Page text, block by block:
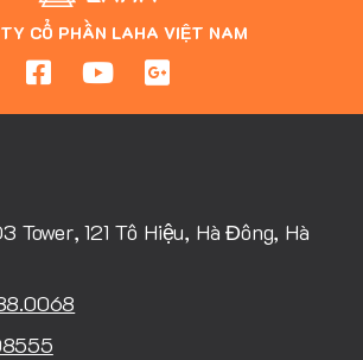
TY CỔ PHẦN LAHA VIỆT NAM
Tower, 121 Tô Hiệu, Hà Đông, Hà